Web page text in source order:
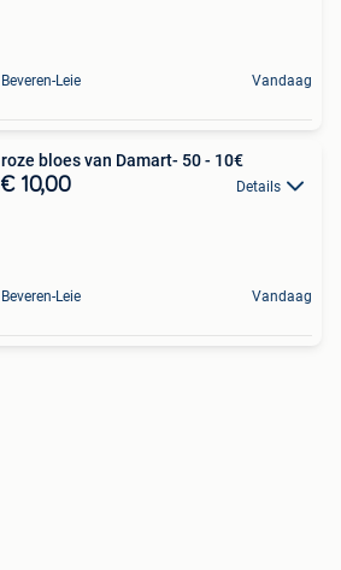
Beveren-Leie Vandaag
roze bloes van Damart- 50 - 10€
€ 10,00 Details
Beveren-Leie Vandaag